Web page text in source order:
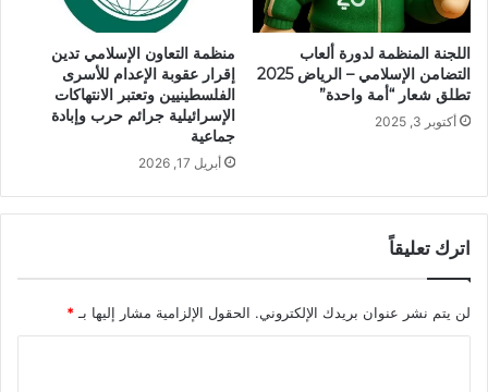
اللجنة المنظمة لدورة ألعاب
التضامن الإسلامي – الرياض 2025
تطلق شعار “أمة واحدة”
أكتوبر 3, 2025
منظمة التعاون الإسلامي تدين
إقرار عقوبة الإعدام للأسرى
الفلسطينيين وتعتبر الانتهاكات
الإسرائيلية جرائم حرب وإبادة
جماعية
أبريل 17, 2026
اترك تعليقاً
لن يتم نشر عنوان بريدك الإلكتروني. الحقول الإلزامية مشار إليها بـ*